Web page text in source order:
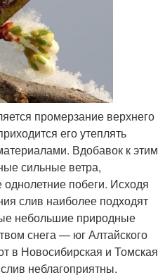
промерзание верхнего
его утеплять
Вдобавок к этим
сильные ветра,
побеги. Исходя
слив наиболее подходят
небольшие природные
снега — юг Алтайского
в Новосибирская и Томская
неблагоприятны.